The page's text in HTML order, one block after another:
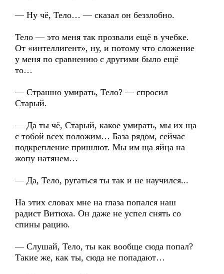
— Ну чё, Тело… — сказал он беззлобно.
Тело — это меня так прозвали ещё в учебке.
От «интеллигент», ну, и потому что сложение
у меня по сравнению с другими было ещё
то…
— Страшно умирать, Тело? — спросил
Старый.
— Да ты чё, Старый, какое умирать, мы их ща
с тобой всех положим… База рядом, сейчас
подкрепление пришлют. Мы им ща яйца на
жопу натянем…
— Да, Тело, ругаться ты так и не научился...
На этих словах мне на глаза попался наш
радист Витюха. Он даже не успел снять со
спины рацию.
— Слушай, Тело, ты как вообще сюда попал?
Такие же, как ты, сюда не попадают…